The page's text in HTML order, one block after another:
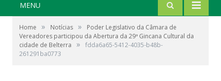
MENU
Home » Notícias »
Poder Legislativo da Câmara de
Vereadores participou da Abertura da 29ª Gincana Cultural da
cidade de Belterra
»
fdda6a65-5412-4035-b48b-
261291ba0773